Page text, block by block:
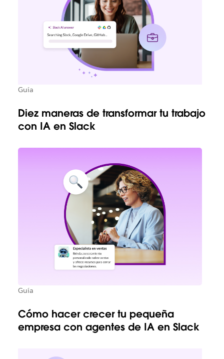
Guía
Diez maneras de transformar tu trabajo
con IA en Slack
Guía
Cómo hacer crecer tu pequeña
empresa con agentes de IA en Slack